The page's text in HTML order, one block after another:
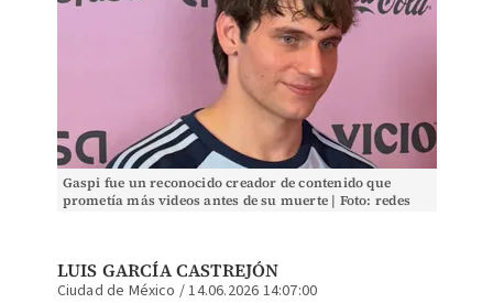
Gaspi fue un reconocido creador de contenido que
prometía más videos antes de su muerte | Foto: redes
LUIS GARCÍA CASTREJÓN
Ciudad de México /14.06.2026 14:07:00